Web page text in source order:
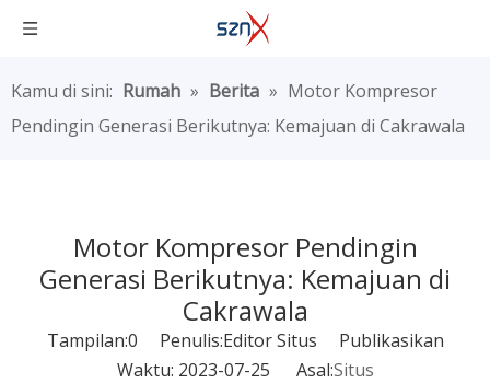
Kamu di sini: Rumah » Berita » Motor Kompresor
Pendingin Generasi Berikutnya: Kemajuan di Cakrawala
Motor Kompresor Pendingin
Generasi Berikutnya: Kemajuan di
Cakrawala
Tampilan:0 Penulis:Editor Situs Publikasikan
Waktu: 2023-07-25 Asal:Situs